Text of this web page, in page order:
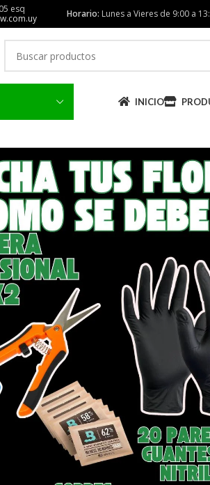
esq
Horario: Lunes a Vieres de 9:00 a
INICIO